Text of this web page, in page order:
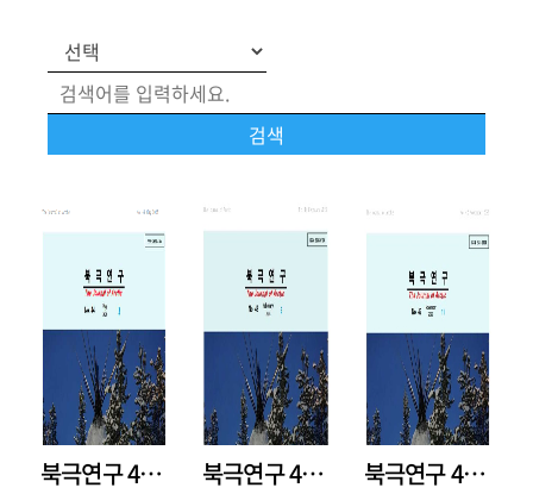
북극연구 44호(2026.05.) 북극연구 43호(2026.02.) 북극연구 42호(11월호)